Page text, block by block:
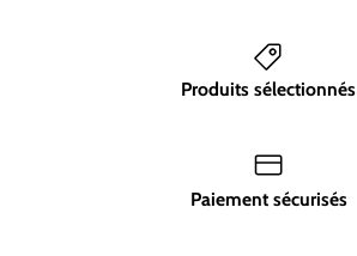
Produits sélectionnés
Paiement sécurisés